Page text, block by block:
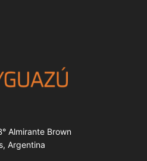
Almirante Brown
Argentina